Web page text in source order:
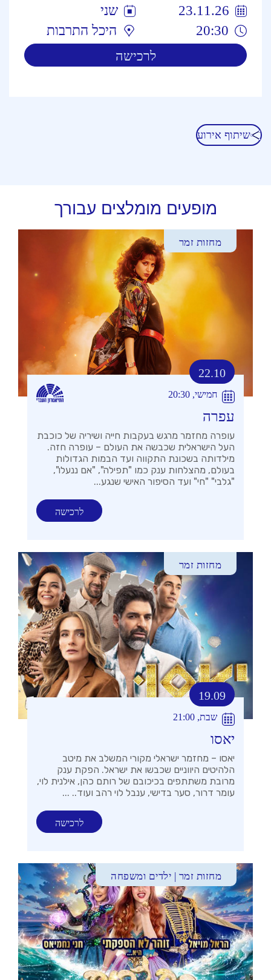
23.11.26
שני
20:30
היכל התרבות
לרכישה
שיתוף אירוע
מופעים מומלצים עבורך
מחזות זמר
22.10
חמישי, 20:30
עפרה
עופרה מחזמר מרגש בעקבות חייה ושיריה של כוכבת
העל הישראלית שכבשה את העולם – עופרה חזה.
מילדותה בשכונת התקווה ועד הבמות הגדולות
בעולם, מהצלחות ענק כמו "תפילה", "אם ננעלו",
"גלבי" "חי" ועד הסיפור האישי שנגע...
לרכישה
מחזות זמר
19.09
שבת, 21:00
יאסו
יאסו – מחזמר ישראלי מקורי המשלב את מיטב
הלהיטים היווניים שכבשו את ישראל. הפקת ענק
מרובת משתתפים בכיכובם של רותם כהן, אילנית לוי,
עומר דרור, סער בדישי, ענבל לוי רהב ועוד.. ...
לרכישה
מחזות זמר | ילדים ומשפחה